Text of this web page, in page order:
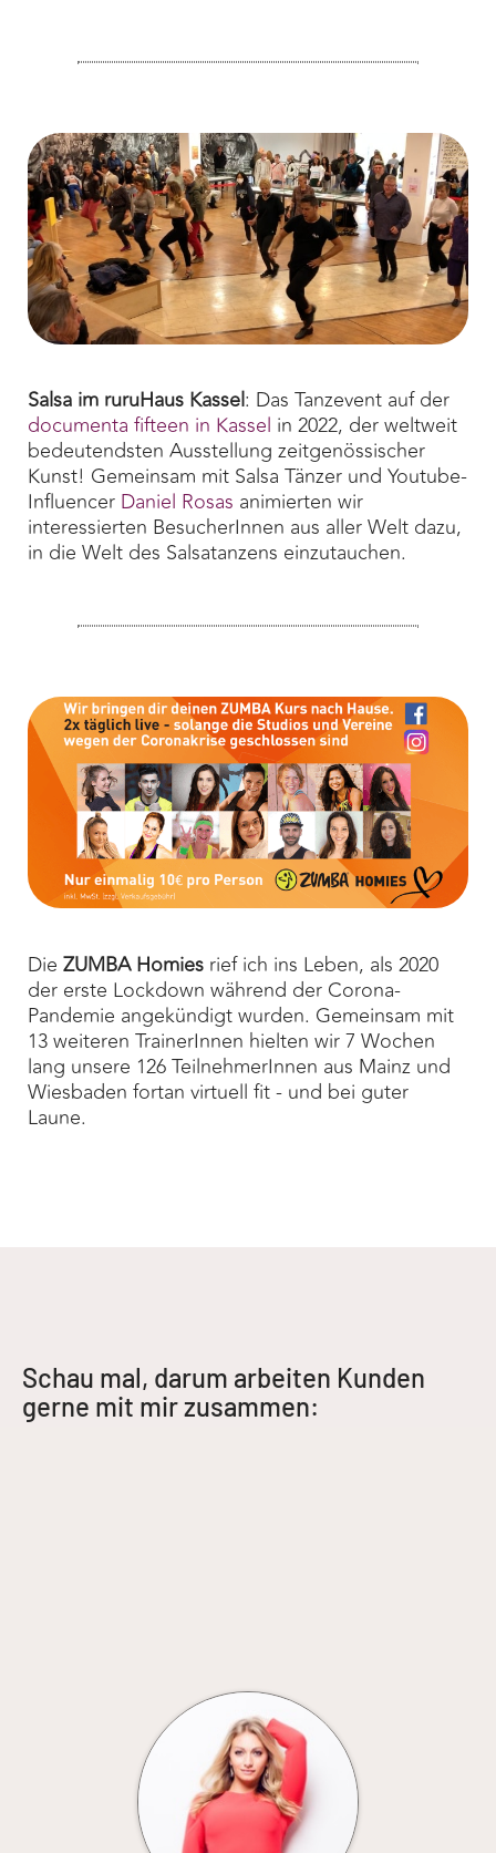
Salsa im ruruHaus Kassel: Das Tanzevent auf der
documenta fifteen in Kassel in 2022, der weltweit
bedeutendsten Ausstellung zeitgenössischer
Kunst! Gemeinsam mit Salsa Tänzer und Youtube-
Influencer Daniel Rosas animierten wir
interessierten BesucherInnen aus aller Welt dazu,
in die Welt des Salsatanzens einzutauchen.
Die ZUMBA Homies rief ich ins Leben, als 2020
der erste Lockdown während der Corona-
Pandemie angekündigt wurden. Gemeinsam mit
13 weiteren TrainerInnen hielten wir 7 Wochen
lang unsere 126 TeilnehmerInnen aus Mainz und
Wiesbaden fortan virtuell fit - und bei guter
Laune.
Schau mal, darum arbeiten Kunden
gerne mit mir zusammen: